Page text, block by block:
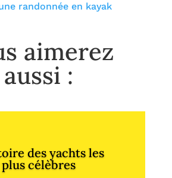
randonnée en kayak
aimerez
aussi :
des yachts les
plus célèbres